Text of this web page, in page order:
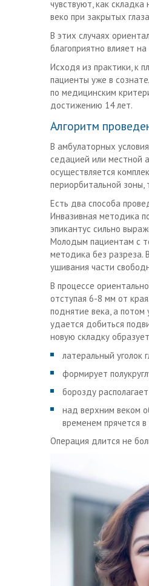
чувствуют, как
веко при закрытых
В этих случаях
благоприятно влияет
Исходя из практики, к
пациенты уже в
по медицинским
достижению 14 лет.
Алгоритм
В амбулаторных
седацией или местной
осуществляется
периорбитальной зоны,
Есть два способа
Инвазивная методика
эпикантус сильно
Молодым пациентам с
методика без разреза.
ушивания части
В процессе
отступая 6-8 мм от
поднятие века, а
удается добиться
новую складку
латеральный уголок
формирует
борозду
над верхним веком
временем прячется
Операция длится не